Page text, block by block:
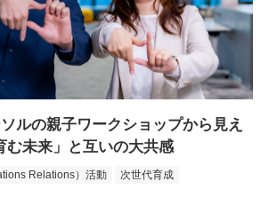
ルの親子ワークショップから見え
む未来」と互いの大共感
Relations）活動 次世代育成